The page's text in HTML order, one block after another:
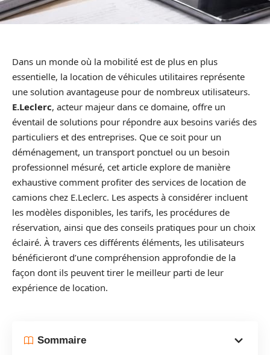
Dans un monde où la mobilité est de plus en plus
essentielle, la location de véhicules utilitaires représente
une solution avantageuse pour de nombreux utilisateurs.
E.Leclerc, acteur majeur dans ce domaine, offre un
éventail de solutions pour répondre aux besoins variés des
particuliers et des entreprises. Que ce soit pour un
déménagement, un transport ponctuel ou un besoin
professionnel mésuré, cet article explore de manière
exhaustive comment profiter des services de location de
camions chez E.Leclerc. Les aspects à considérer incluent
les modèles disponibles, les tarifs, les procédures de
réservation, ainsi que des conseils pratiques pour un choix
éclairé. À travers ces différents éléments, les utilisateurs
bénéficieront d’une compréhension approfondie de la
façon dont ils peuvent tirer le meilleur parti de leur
expérience de location.
Sommaire